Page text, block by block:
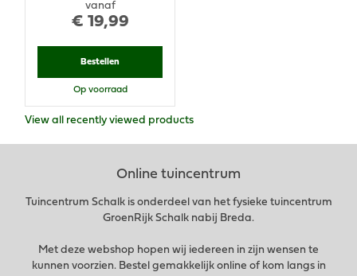
vanaf
€ 19,99
Bestellen
Op voorraad
View all recently viewed products
Online tuincentrum
Tuincentrum Schalk is onderdeel van het fysieke tuincentrum
GroenRijk Schalk nabij Breda.
Met deze webshop hopen wij iedereen in zijn wensen te
kunnen voorzien. Bestel gemakkelijk online of kom langs in